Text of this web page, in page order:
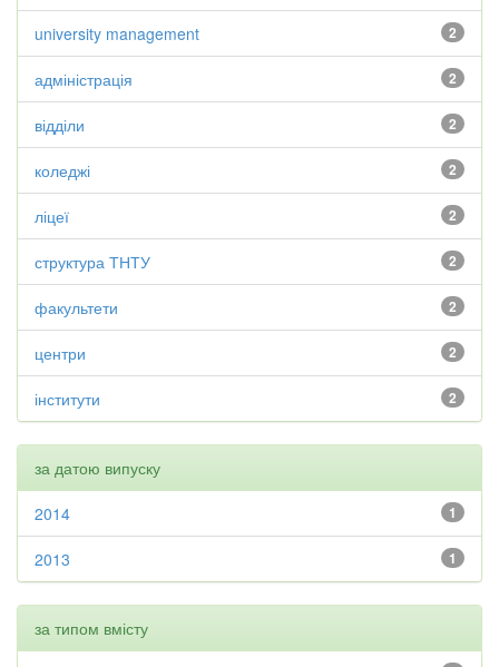
2
university management
2
адміністрація
2
відділи
2
коледжі
2
ліцеї
2
структура ТНТУ
2
факультети
2
центри
2
інститути
за датою випуску
1
2014
1
2013
за типом вмісту